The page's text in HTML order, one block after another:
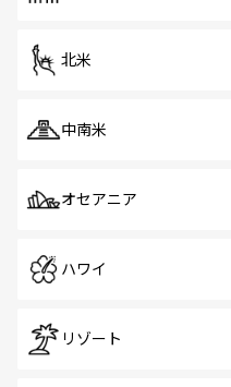
北米
中南米
オセアニア
ハワイ
リゾート